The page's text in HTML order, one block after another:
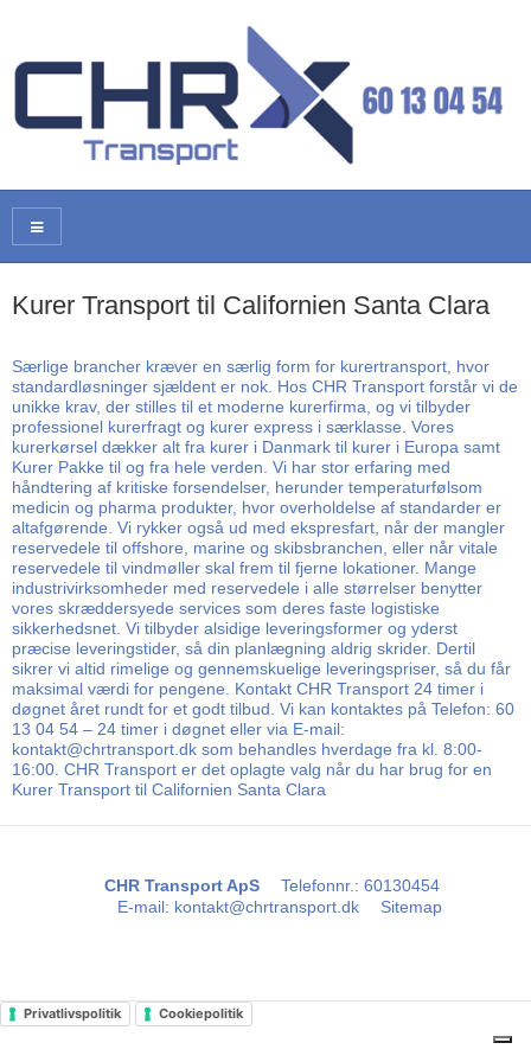
Kurer Transport til Californien Santa Clara
Særlige brancher kræver en særlig form for kurertransport, hvor
standardløsninger sjældent er nok. Hos CHR Transport forstår vi de
unikke krav, der stilles til et moderne kurerfirma, og vi tilbyder
professionel kurerfragt og kurer express i særklasse. Vores
kurerkørsel dækker alt fra kurer i Danmark til kurer i Europa samt
Kurer Pakke til og fra hele verden. Vi har stor erfaring med
håndtering af kritiske forsendelser, herunder temperaturfølsom
medicin og pharma produkter, hvor overholdelse af standarder er
altafgørende. Vi rykker også ud med ekspresfart, når der mangler
reservedele til offshore, marine og skibsbranchen, eller når vitale
reservedele til vindmøller skal frem til fjerne lokationer. Mange
industrivirksomheder med reservedele i alle størrelser benytter
vores skræddersyede services som deres faste logistiske
sikkerhedsnet. Vi tilbyder alsidige leveringsformer og yderst
præcise leveringstider, så din planlægning aldrig skrider. Dertil
sikrer vi altid rimelige og gennemskuelige leveringspriser, så du får
maksimal værdi for pengene. Kontakt CHR Transport 24 timer i
døgnet året rundt for et godt tilbud. Vi kan kontaktes på Telefon: 60
13 04 54 – 24 timer i døgnet eller via E-mail:
kontakt@chrtransport.dk som behandles hverdage fra kl. 8:00-
16:00. CHR Transport er det oplagte valg når du har brug for en
Kurer Transport til Californien Santa Clara
CHR Transport ApS Telefonnr.: 60130454
E-mail: kontakt@chrtransport.dk Sitemap
Privatlivspolitik Cookiepolitik